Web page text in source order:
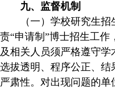
九、监督机制
（一）学校研究生
责“申请制”博士招生工作
及相关人员须严格遵守学
选拔透明、程序公正、
严肃性。对出现问题的